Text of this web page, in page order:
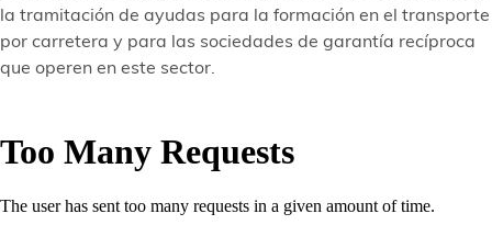
la tramitación de ayudas para la formación en el transporte
por carretera y para las sociedades de garantía recíproca
que operen en este sector.